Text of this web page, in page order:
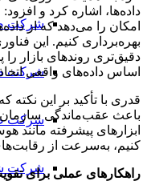
شرکت
شرکت
شرکت
شرکت
داده‌ها، اشاره کرد و
امکان را می‌دهد که از
بهره‌برداری کنیم. این
دقیق‌تری روندهای بازار
اساس داده‌های واقعی
قدری با تأکید بر این نکته
باعث عقب‌ماندگی سازمان
ابزارهای پیشرفته مانند
کنیم، به‌سرعت از
راهکارهای عملی برای